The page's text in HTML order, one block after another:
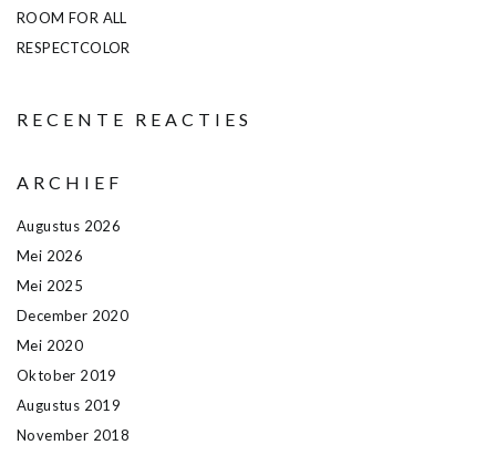
ROOM FOR ALL
RESPECTCOLOR
RECENTE REACTIES
ARCHIEF
Augustus 2026
Mei 2026
Mei 2025
December 2020
Mei 2020
Oktober 2019
Augustus 2019
November 2018